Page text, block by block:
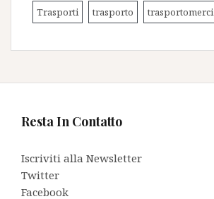
Trasporti trasporto trasportomerci
Resta In Contatto
Iscriviti alla Newsletter
Twitter
Facebook